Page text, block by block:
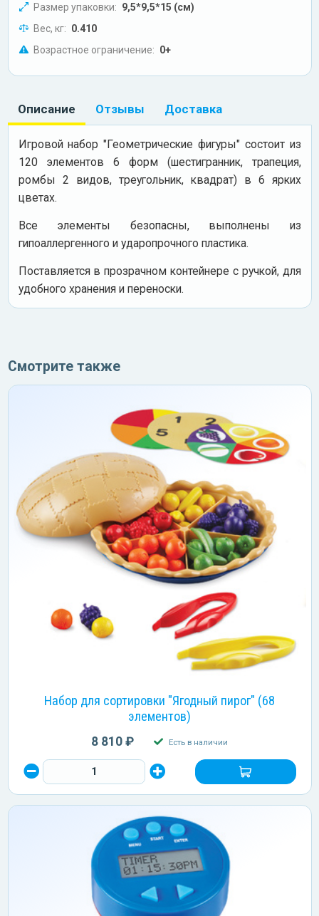
Размер упаковки: 9,5*9,5*15 (см)
Вес, кг: 0.410
Возрастное ограничение: 0+
Описание Отзывы Доставка
Игровой набор "Геометрические фигуры" состоит из
120 элементов 6 форм (шестигранник, трапеция,
ромбы 2 видов, треугольник, квадрат) в 6 ярких
цветах.
Все элементы безопасны, выполнены из
гипоаллергенного и ударопрочного пластика.
Поставляется в прозрачном контейнере с ручкой, для
удобного хранения и переноски.
Смотрите также
Набор для сортировки "Ягодный пирог" (68
элементов)
8 810 ₽ Есть в наличии